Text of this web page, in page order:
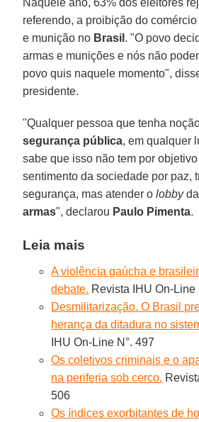
referendo, a proibição do
e munição no Brasil . "O povo
armas e munições e nós não
povo quis naquele momento",
presidente.
"Qualquer pessoa que tenha
segurança pública, em qualquer
sabe que isso não tem por
sentimento da sociedade por paz,
segurança, mas atender olobbyda
armas", declarou Paulo Pimenta.
Leia mais
A violência gaúcha e
debate. Revista IHU On-Line
Desmilitarização. O Brasil
herança da ditadura no
IHU On-Line N°. 497
Os coletivos criminais e o
na periferia sob cerco.
506
Os índices exorbitantes de